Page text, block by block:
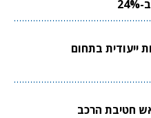
ייעודית בתחום
חטיבת הרכב